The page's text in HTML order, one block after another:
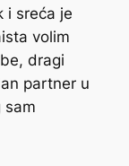
i sreća je
volim
dragi
partner u
sam